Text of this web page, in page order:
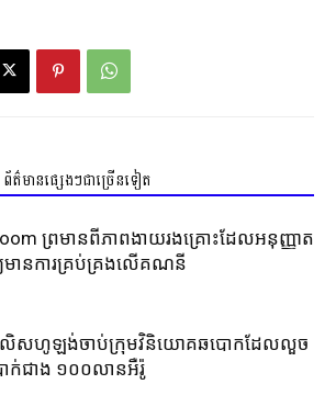
ព័ត៌មានផ្សេងៗជាច្រើនទៀត
ព្រមានពីភាពងាយរងគ្រោះដែលអនុញ្ញាត
មានការគ្រប់គ្រងលើគណនី
សហូឡង់ចាប់ក្រុមវិនិយោគឆបោកដែលលួច
ាក់ជាង ១០០លានអឺរ៉ូ